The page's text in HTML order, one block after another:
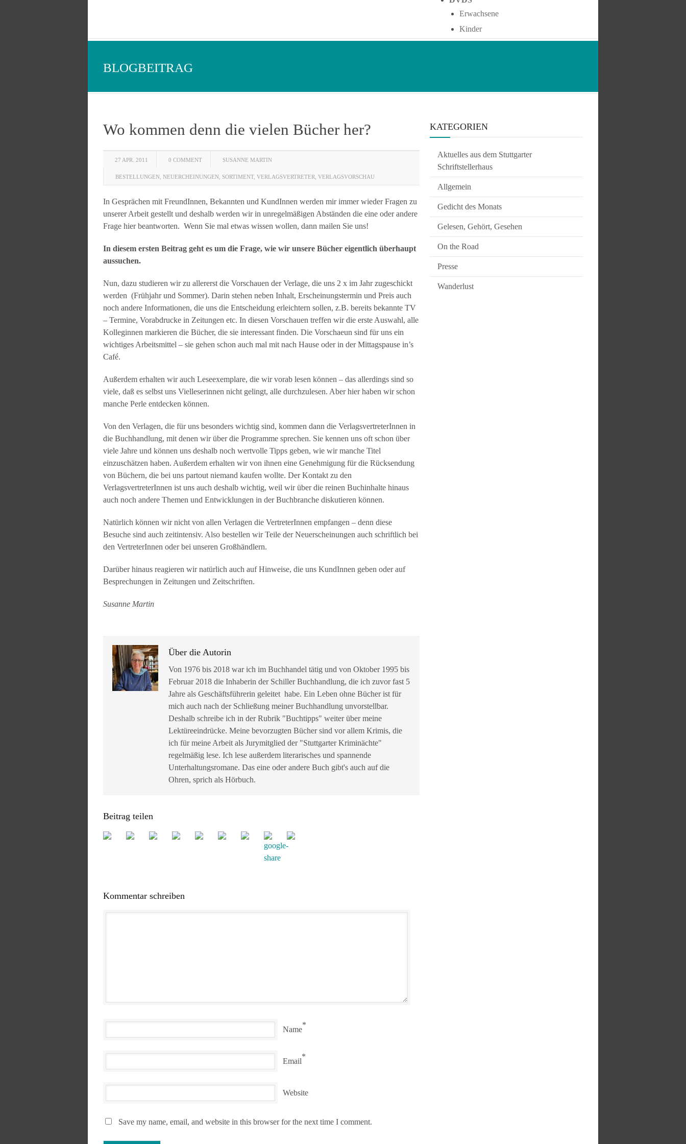
Erwachsene
Kinder
BLOGBEITRAG
Wo kommen denn die vielen Bücher her?
27 APR. 2011 0 COMMENT SUSANNE MARTIN
BESTELLUNGEN NEUERCHEINUNGEN SORTIMENT, VERLAGSVERTRETER VERLAGSVORSCHAU
In Gesprächen mit FreundInnen, Bekannten und KundInnen werden mir immer wieder Fragen zu
unserer Arbeit gestellt und deshalb werden wir in unregelmäßigen Abständen die eine oder andere
Frage hier beantworten. Wenn Sie mal etwas wissen wollen, dann mailen Sie uns!
In diesem ersten Beitrag geht es um die Frage, wie wir unsere Bücher eigentlich überhaupt
aussuchen.
Nun, dazu studieren wir zu allererst die Vorschauen der Verlage, die uns 2 x im Jahr zugeschickt
werden (Frühjahr und Sommer). Darin stehen neben Inhalt, Erscheinungstermin und Preis auch
noch andere Informationen, die uns die Entscheidung erleichtern sollen, z.B. bereits bekannte TV
– Termine, Vorabdrucke in Zeitungen etc. In diesen Vorschauen treffen wir die erste Auswahl, alle
Kolleginnen markieren die Bücher, die sie interessant finden. Die Vorschaeun sind für uns ein
wichtiges Arbeitsmittel – sie gehen schon auch mal mit nach Hause oder in der Mittagspause in’s
Café.
Außerdem erhalten wir auch Leseexemplare, die wir vorab lesen können – das allerdings sind so
viele, daß es selbst uns Vielleserinnen nicht gelingt, alle durchzulesen. Aber hier haben wir schon
manche Perle entdecken können.
Von den Verlagen, die für uns besonders wichtig sind, kommen dann die VerlagsvertreterInnen in
die Buchhandlung, mit denen wir über die Programme sprechen. Sie kennen uns oft schon über
viele Jahre und können uns deshalb noch wertvolle Tipps geben, wie wir manche Titel
einzuschätzen haben. Außerdem erhalten wir von ihnen eine Genehmigung für die Rücksendung
von Büchern, die bei uns partout niemand kaufen wollte. Der Kontakt zu den
VerlagsvertreterInnen ist uns auch deshalb wichtig, weil wir über die reinen Buchinhalte hinaus
auch noch andere Themen und Entwicklungen in der Buchbranche diskutieren können.
Natürlich können wir nicht von allen Verlagen die VertreterInnen empfangen – denn diese
Besuche sind auch zeitintensiv. Also bestellen wir Teile der Neuerscheinungen auch schriftlich bei
den VertreterInnen oder bei unseren Großhändlern.
Darüber hinaus reagieren wir natürlich auch auf Hinweise, die uns KundInnen geben oder auf
Besprechungen in Zeitungen und Zeitschriften.
Susanne Martin
Über die Autorin
Von 1976 bis 2018 war ich im Buchhandel tätig und von Oktober 1995 bis
Februar 2018 die Inhaberin der Schiller Buchhandlung, die ich zuvor fast 5
Jahre als Geschäftsführerin geleitet habe. Ein Leben ohne Bücher ist für
mich auch nach der Schließung meiner Buchhandlung unvorstellbar.
Deshalb schreibe ich in der Rubrik "Buchtipps" weiter über meine
Lektüreeindrücke. Meine bevorzugten Bücher sind vor allem Krimis, die
ich für meine Arbeit als Jurymitglied der "Stuttgarter Kriminächte"
regelmäßig lese. Ich lese außerdem literarisches und spannende
Unterhaltungsromane. Das eine oder andere Buch gibt's auch auf die
Ohren, sprich als Hörbuch.
Beitrag teilen
Kommentar schreiben
Name
*
Email
*
Website
Save my name, email, and website in this browser for the next time I comment.
KATEGORIEN
Aktuelles aus dem Stuttgarter
Schriftstellerhaus
Allgemein
Gedicht des Monats
Gelesen, Gehört, Gesehen
On the Road
Presse
Wanderlust